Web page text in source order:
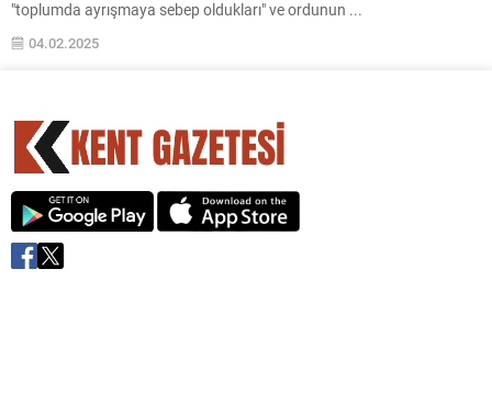
"toplumda ayrışmaya sebep oldukları" ve ordunun ...
04.02.2025